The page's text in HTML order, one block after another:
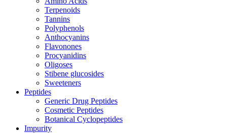
Terpenoids
Tannins
Polyphenols
Anthocyanins
Flavonones
Procyanidins
Oligoses
Stibene glucosides
Sweeteners
Peptides
Generic Drug Peptides
Cosmetic Peptides
Botanical Cyclopeptides
Impurity